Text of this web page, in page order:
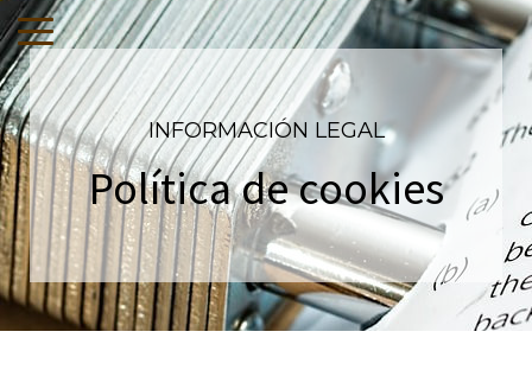
INFORMACIÓN LEGAL
Política de cookies